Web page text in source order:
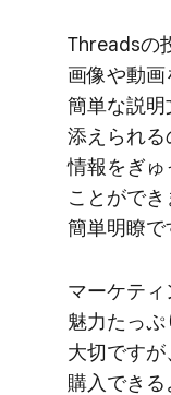
Threadsの​
画像や​動画
簡単な​説明
添えられ
情報を​ぎゅ
ことがで
簡単明瞭で
マーケテ
魅力たっ
大切です
購入でき